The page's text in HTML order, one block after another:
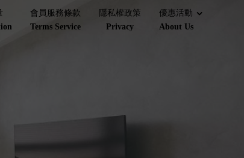
會員服務條款
Terms Service
隱私權政策
Privacy
優惠活動
About Us